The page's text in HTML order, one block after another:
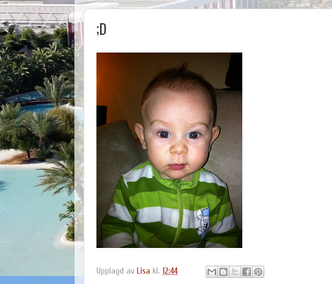
;D
Upplagd av Lisa kl. 12:44